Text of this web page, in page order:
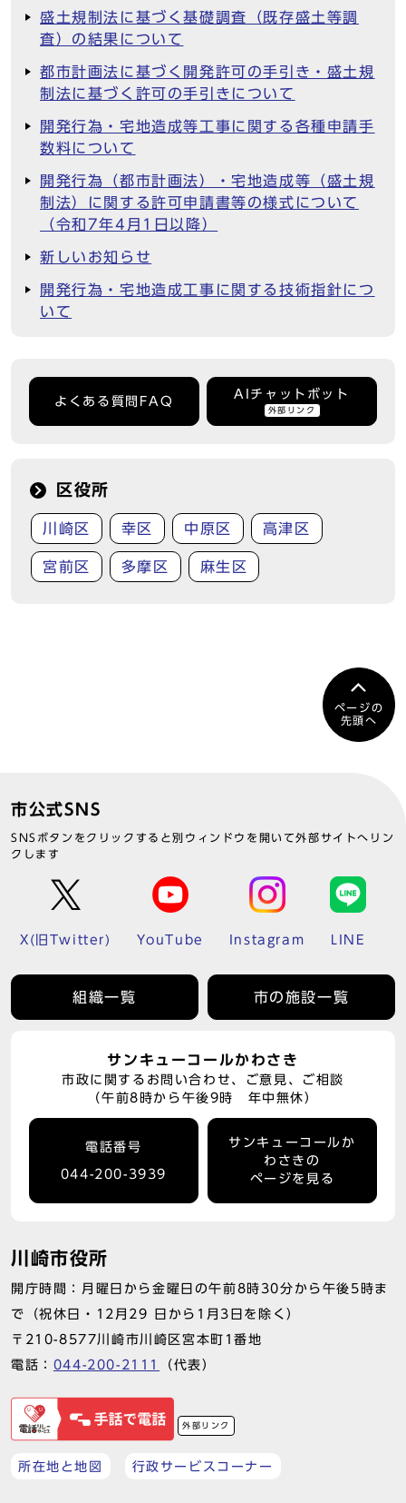
盛土規制法に基づく基礎調査（既存盛土等調
査）の結果について
都市計画法に基づく開発許可の手引き・盛土規
制法に基づく許可の手引きについて
開発行為・宅地造成等工事に関する各種申請手
数料について
開発行為（都市計画法）・宅地造成等（盛土規
制法）に関する許可申請書等の様式について
（令和7年4月1日以降）
新しいお知らせ
開発行為・宅地造成工事に関する技術指針につ
いて
よくある質問FAQ
AIチャットボット
外部リンク
区役所
川崎区 幸区 中原区 高津区
宮前区 多摩区 麻生区
ページの
先頭へ
市公式SNS
SNSボタンをクリックすると別ウィンドウを開いて外部サイトへリン
クします
X(旧Twitter) YouTube Instagram LINE
組織一覧 市の施設一覧
サンキューコールかわさき
市政に関するお問い合わせ、ご意見、ご相談
（午前8時から午後9時 年中無休）
電話番号
044-200-3939
サンキューコールか
わさきの
ページを見る
川崎市役所
開庁時間：月曜日から金曜日の午前8時30分から午後5時ま
で（祝休日・12月29 日から1月3日を除く）
〒210-8577川崎市川崎区宮本町1番地
電話： 044-200-2111 （代表）
外部リンク
所在地と地図 行政サービスコーナー